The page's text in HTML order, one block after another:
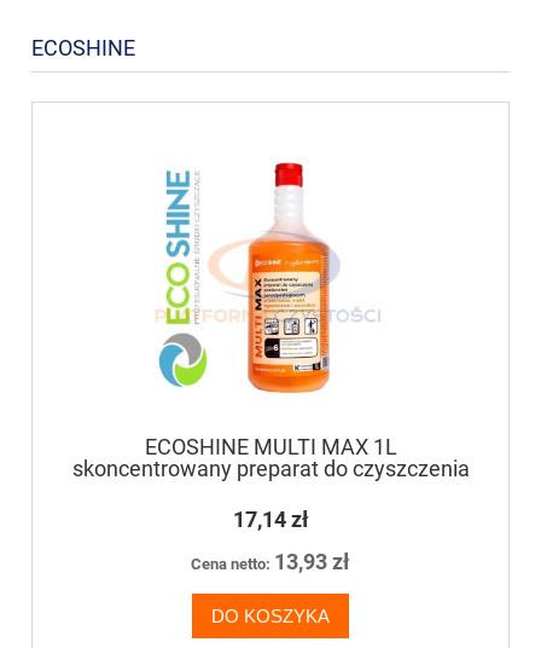
ECOSHINE
ECOSHINE MULTI MAX 1L
skoncentrowany preparat do czyszczenia
mebli, wszystkich powierzchni
zmywalnych
17,14 zł
Cena netto: 13,93 zł
DO KOSZYKA